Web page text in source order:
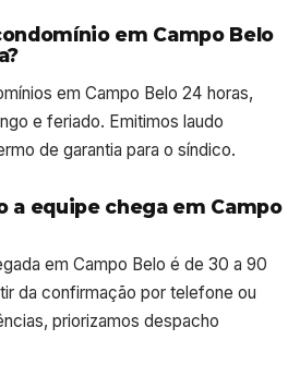
em Campo Belo
em Campo Belo 24 horas,
e feriado. Emitimos laudo
de garantia para o síndico.
a equipe chega em Campo
em Campo Belo é de 30 a 90
da confirmação por telefone ou
priorizamos despacho